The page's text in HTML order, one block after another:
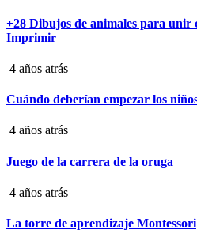
+28 Dibujos de animales para unir
Imprimir
4 años atrás
Cuándo deberían empezar los
4 años atrás
Juego de la carrera de la oruga
4 años atrás
La torre de aprendizaje Montessori